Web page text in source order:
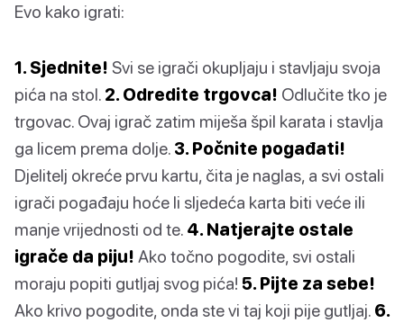
Evo kako igrati:
1. Sjednite! Svi se igrači okupljaju i stavljaju svoja
pića na stol. 2. Odredite trgovca! Odlučite tko je
trgovac. Ovaj igrač zatim miješa špil karata i stavlja
ga licem prema dolje. 3. Počnite pogađati!
Djelitelj okreće prvu kartu, čita je naglas, a svi ostali
igrači pogađaju hoće li sljedeća karta biti veće ili
manje vrijednosti od te. 4. Natjerajte ostale
igrače da piju! Ako točno pogodite, svi ostali
moraju popiti gutljaj svog pića! 5. Pijte za sebe!
Ako krivo pogodite, onda ste vi taj koji pije gutljaj. 6.